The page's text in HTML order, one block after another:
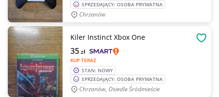
SPRZEDAJĄCY: OSOBA PRYWATNA
Chrzanów
Kiler Instinct Xbox One
KUP TERAZ
35zł
STAN: NOWY
SPRZEDAJĄCY: OSOBA PRYWATNA
Chrzanów, Osiedle Śródmieście